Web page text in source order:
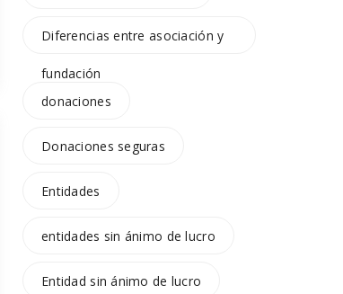
Diferencias entre asociación y
fundación
donaciones
Donaciones seguras
Entidades
entidades sin ánimo de lucro
Entidad sin ánimo de lucro